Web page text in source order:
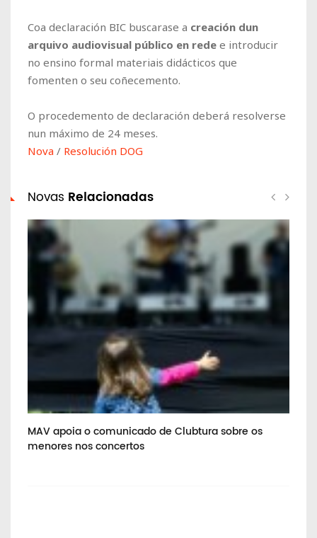
Coa declaración BIC buscarase a creación dun
arquivo audiovisual público en rede e introducir
no ensino formal materiais didácticos que
fomenten o seu coñecemento.
O procedemento de declaración deberá resolverse
nun máximo de 24 meses.
Nova / Resolución DOG
Novas Relacionadas
MAV apoia o comunicado de Clubtura sobre os
menores nos concertos